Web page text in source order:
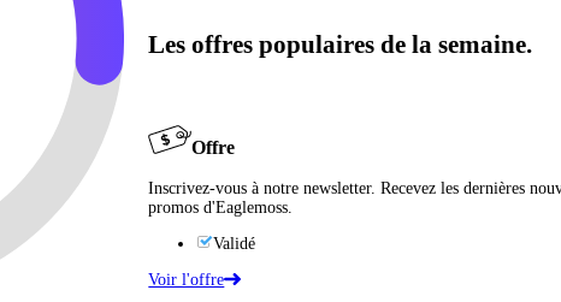
Les offres populaires de la semaine.
Offre
Inscrivez-vous à notre newsletter. Recevez les dernières
promos d'Eaglemoss.
Validé
Voir l'offre